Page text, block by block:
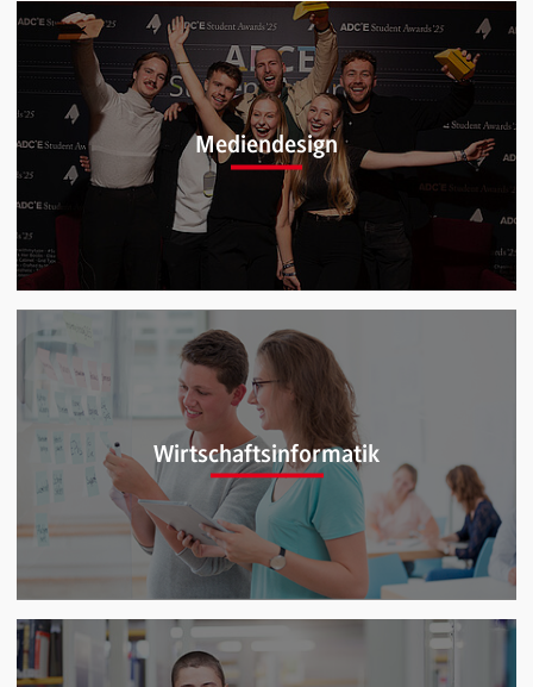
Mechatronik (B.Eng.)
Mediendesign
Mediendesign (B.A.)
Wirtschaftsinformatik